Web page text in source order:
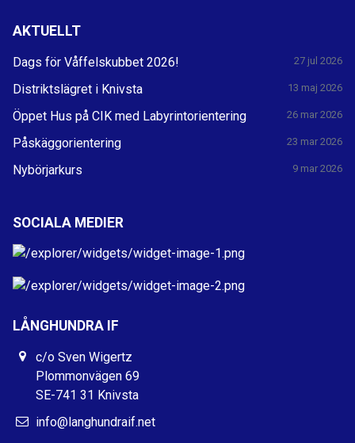
AKTUELLT
Dags för Våffelskubbet 2026! 27 jul 2026
Distriktslägret i Knivsta 13 maj 2026
Öppet Hus på CIK med Labyrintorientering 26 mar 2026
Påskäggorientering 23 mar 2026
Nybörjarkurs 9 mar 2026
SOCIALA MEDIER
LÅNGHUNDRA IF
c/o Sven Wigertz
Plommonvägen 69
SE-741 31 Knivsta
info@langhundraif.net